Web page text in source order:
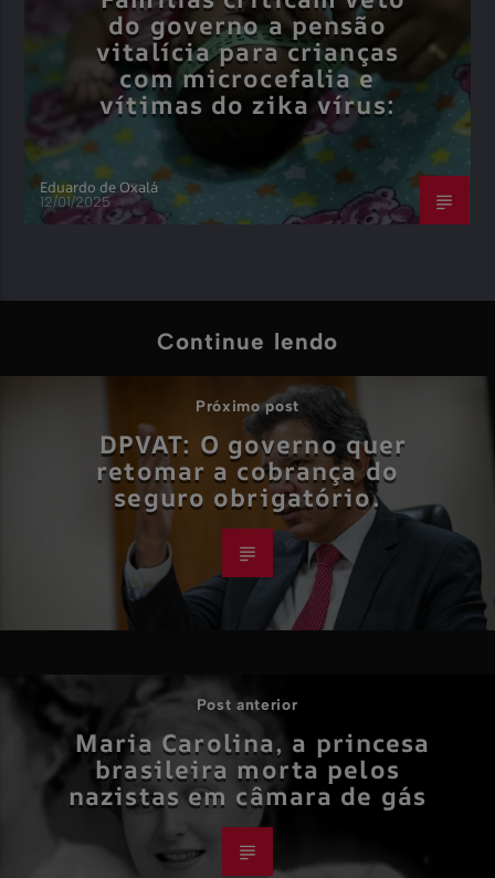
do governo a pensão
vitalícia para crianças
com microcefalia e
vítimas do zika vírus:
Eduardo de Oxalá
12/01/2025
Continue lendo
Próximo post
DPVAT: O governo quer
retomar a cobrança do
seguro obrigatório.
Post anterior
Maria Carolina, a princesa
brasileira morta pelos
nazistas em câmara de gás